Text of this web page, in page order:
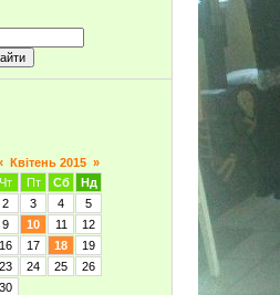
Квітень 2015 »
Чт Пт Сб
Нд
2 3 4
5
9 10 11
12
16 17 18
19
23 24 25
26
30